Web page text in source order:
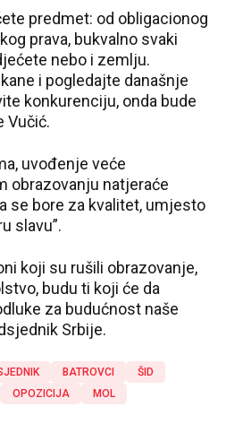
predmet: od obligacionog
prava, bukvalno svaki
nebo i zemlju.
i pogledajte današnje
konkurenciju, onda bude
Vučić.
uvođenje veće
obrazovanju natjeraće
se bore za kvalitet, umjesto
slavu”.
koji su rušili obrazovanje,
budu ti koji će da
za budućnost naše
Srbije.
BATROVCI
ŠID
OPOZICIJA
MOL